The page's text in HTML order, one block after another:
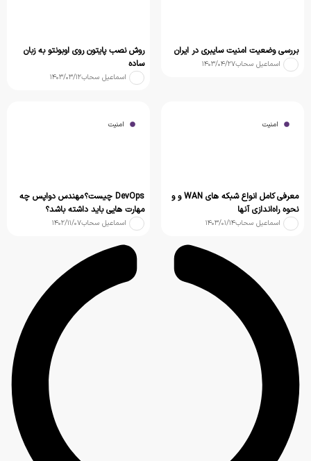
بررسی وضعیت امنیت سایبری در ایران
اسماعیل سحاب۱۴۰۳/۰۴/۲۷
روش نصب پایتون روی اوبونتو به زبان
ساده
اسماعیل سحاب۱۴۰۳/۰۳/۱۲
امنیت
معرفی کامل انواع شبکه های WAN و و
نحوه راه‌اندازی آنها
اسماعیل سحاب۱۴۰۳/۰۱/۱۴
امنیت
DevOps چیست؟ مهندس دواپس چه
مهارت هایی باید داشته باشد؟
اسماعیل سحاب۱۴۰۲/۱۱/۰۷